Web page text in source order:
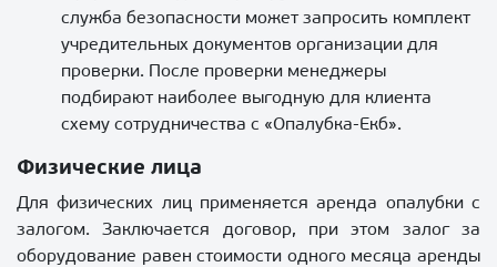
служба безопасности может запросить комплект
учредительных документов организации для
проверки. После проверки менеджеры
подбирают наиболее выгодную для клиента
схему сотрудничества с «Опалубка-Екб».
Физические лица
Для физических лиц применяется аренда опалубки с
залогом. Заключается договор, при этом залог за
оборудование равен стоимости одного месяца аренды